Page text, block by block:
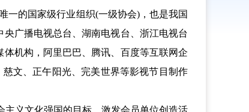
一的国家级行业组织(一级协会)，也是我国
广播电视总台、湖南电视台、浙江电视台
机构，阿里巴巴、腾讯、百度等互联网企
文、正午阳光、完美世界等影视节目制作
义文化强国的目标、激发会员单位创造活